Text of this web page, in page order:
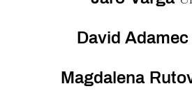
David Adamec
Magdalena